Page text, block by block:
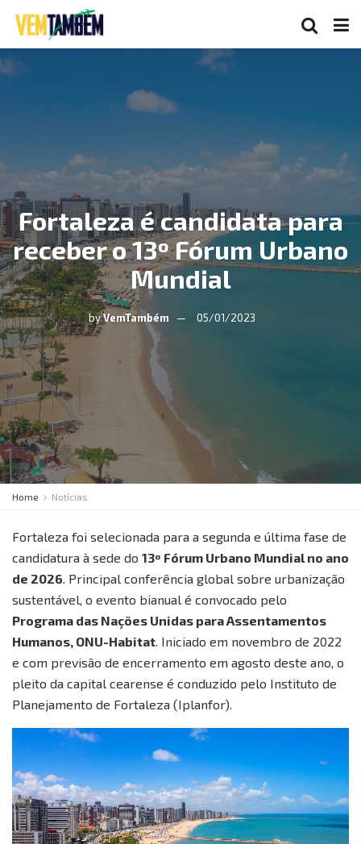
Fortaleza é candidata para
receber o 13º Fórum Urbano
Mundial
byVemTambém 05/01/2023
Home Notícias
Fortaleza foi selecionada para a segunda e última fase de
candidatura à sede do 13º Fórum Urbano Mundial no ano
de 2026. Principal conferência global sobre urbanização
sustentável, o evento bianual é convocado pelo
Programa das Nações Unidas para Assentamentos
Humanos, ONU-Habitat. Iniciado em novembro de 2022
e com previsão de encerramento em agosto deste ano, o
pleito da capital cearense é conduzido pelo Instituto de
Planejamento de Fortaleza (Iplanfor).